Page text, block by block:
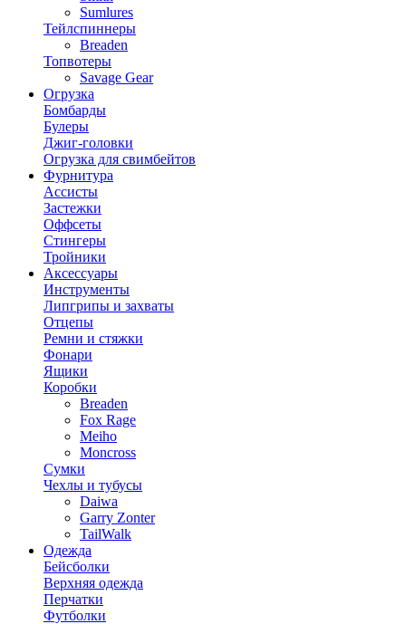
Sumlures
Тейлспиннеры
Breaden
Топвотеры
Savage Gear
Огрузка
Бомбарды
Булеры
Джиг-головки
Огрузка для свимбейтов
Фурнитура
Ассисты
Застежки
Оффсеты
Стингеры
Тройники
Аксессуары
Инструменты
Липгрипы и захваты
Отцепы
Ремни и стяжки
Фонари
Ящики
Коробки
Breaden
Fox Rage
Meiho
Moncross
Сумки
Чехлы и тубусы
Daiwa
Garry Zonter
TailWalk
Одежда
Бейсболки
Верхняя одежда
Перчатки
Футболки